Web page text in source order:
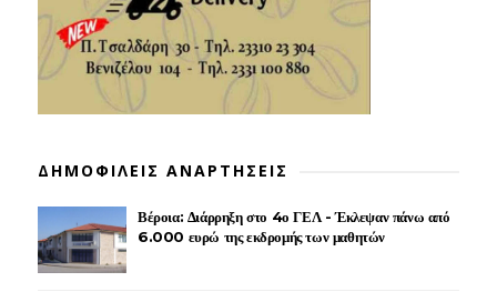
ΔΗΜΟΦΙΛΕΙΣ ΑΝΑΡΤΗΣΕΙΣ
Βέροια: Διάρρηξη στο 4ο ΓΕΛ - Έκλεψαν πάνω από
6.000 ευρώ της εκδρομής των μαθητών